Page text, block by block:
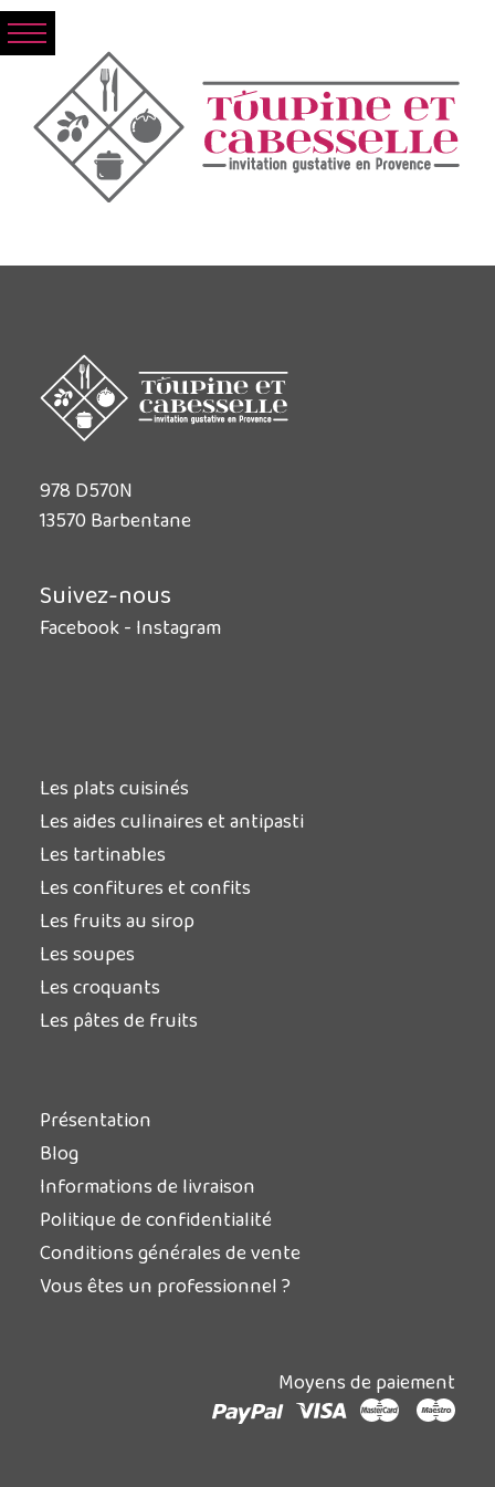
978 D570N
13570 Barbentane
Suivez-nous
Facebook- Instagram
Les plats cuisinés
Les aides culinaires et antipasti
Les tartinables
Les confitures et confits
Les fruits au sirop
Les soupes
Les croquants
Les pâtes de fruits
Présentation
Blog
Informations de livraison
Politique de confidentialité
Conditions générales de vente
Vous êtes un professionnel ?
Moyens de paiement